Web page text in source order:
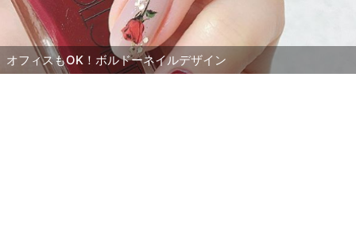
オフィスもOK！ボルドーネイルデザイン